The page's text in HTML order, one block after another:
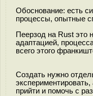
Обоснование: есть
процессы, опытные
Пеерзод на Rust это
адаптацией,
всего этого
Создать нужно
прийти и помочь с